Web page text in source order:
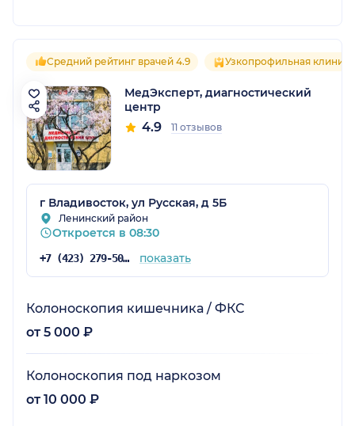
Средний рейтинг врачей 4.9 Узкопрофильная клиника
МедЭксперт, диагностический
центр
4.9 11 отзывов
г Владивосток, ул Русская, д 5Б
Ленинский район
Откроется в 08:30
+7 (423) 279-50-03 показать
Колоноскопия кишечника / ФКС
от 5 000 ₽
Колоноскопия под наркозом
от 10 000 ₽